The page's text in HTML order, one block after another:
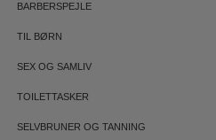
BARBERSPEJLE
TIL BØRN
SEX OG SAMLIV
TOILETTASKER
SELVBRUNER OG TANNING